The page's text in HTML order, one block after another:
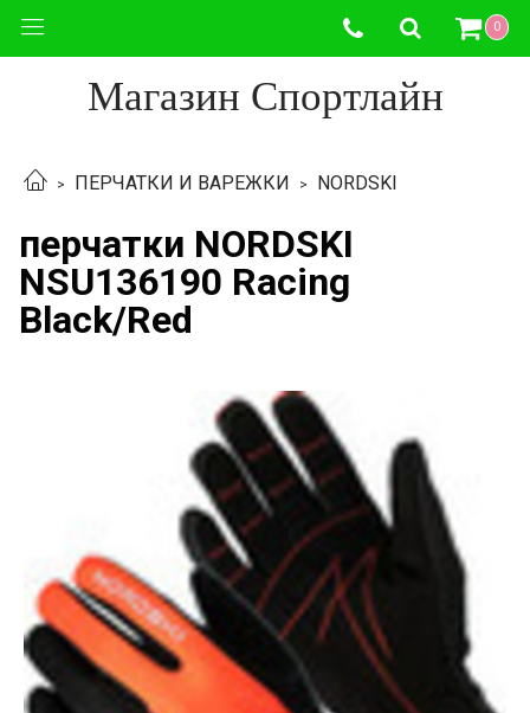
0
Магазин Спортлайн
ПЕРЧАТКИ И ВАРЕЖКИ NORDSKI
перчатки NORDSKI
NSU136190 Racing
Black/Red